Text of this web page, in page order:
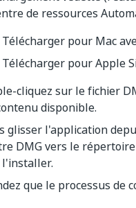
de ressources
Télécharger pour Mac
Télécharger pour Apple
cliquez sur le fichier
disponible.
glisser l'application
DMG vers le
que le processus de